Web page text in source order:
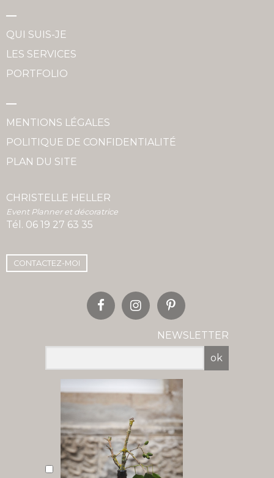
QUI SUIS-JE
LES SERVICES
PORTFOLIO
MENTIONS LÉGALES
POLITIQUE DE CONFIDENTIALITÉ
PLAN DU SITE
CHRISTELLE HELLER
Event Planner et décoratrice
Tél. 06 19 27 63 35
CONTACTEZ-MOI
NEWSLETTER
ok